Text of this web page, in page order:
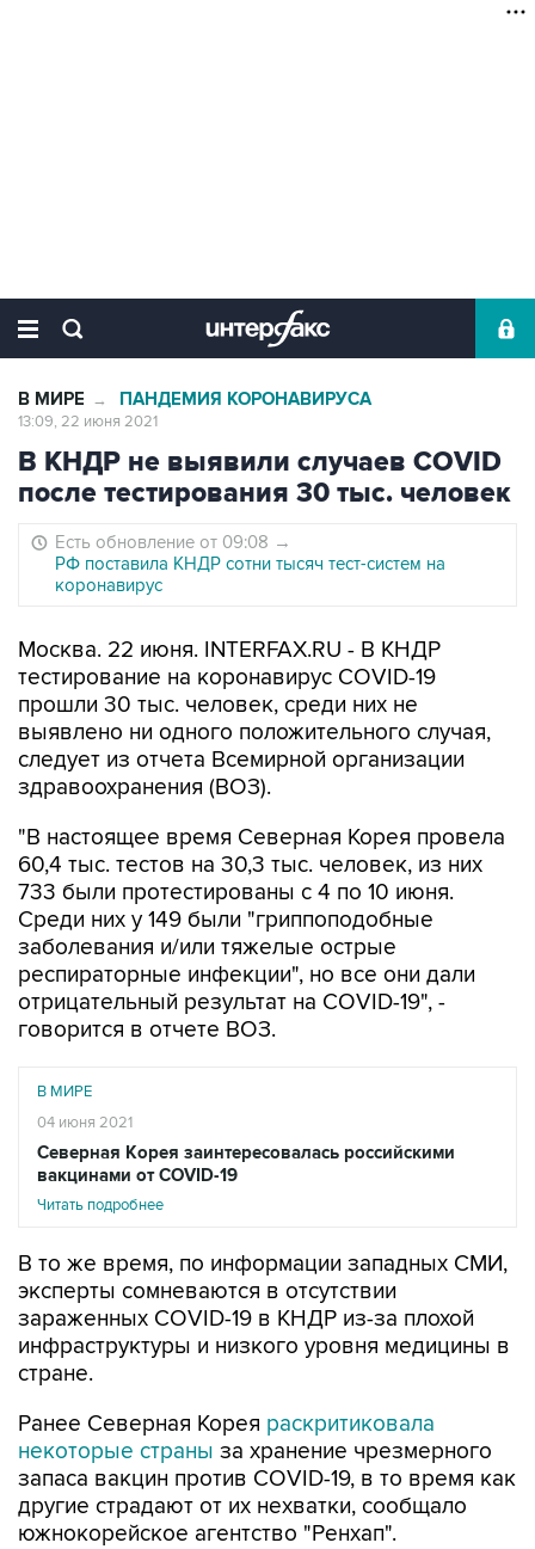
В МИРЕ → ПАНДЕМИЯ КОРОНАВИРУСА
13:09, 22 июня 2021
В КНДР не выявили случаев COVID
после тестирования 30 тыс. человек
Есть обновление от 09:08 →
РФ поставила КНДР сотни тысяч тест-систем на
коронавирус
Москва. 22 июня. INTERFAX.RU - В КНДР
тестирование на коронавирус COVID-19
прошли 30 тыс. человек, среди них не
выявлено ни одного положительного случая,
следует из отчета Всемирной организации
здравоохранения (ВОЗ).
"В настоящее время Северная Корея провела
60,4 тыс. тестов на 30,3 тыс. человек, из них
733 были протестированы с 4 по 10 июня.
Среди них у 149 были "гриппоподобные
заболевания и/или тяжелые острые
респираторные инфекции", но все они дали
отрицательный результат на COVID-19", -
говорится в отчете ВОЗ.
В МИРЕ
04 июня 2021
Северная Корея заинтересовалась российскими
вакцинами от COVID-19
Читать подробнее
В то же время, по информации западных СМИ,
эксперты сомневаются в отсутствии
зараженных COVID-19 в КНДР из-за плохой
инфраструктуры и низкого уровня медицины в
стране.
Ранее Северная Корея раскритиковала
некоторые страны за хранение чрезмерного
запаса вакцин против COVID-19, в то время как
другие страдают от их нехватки, сообщало
южнокорейское агентство "Ренхап".